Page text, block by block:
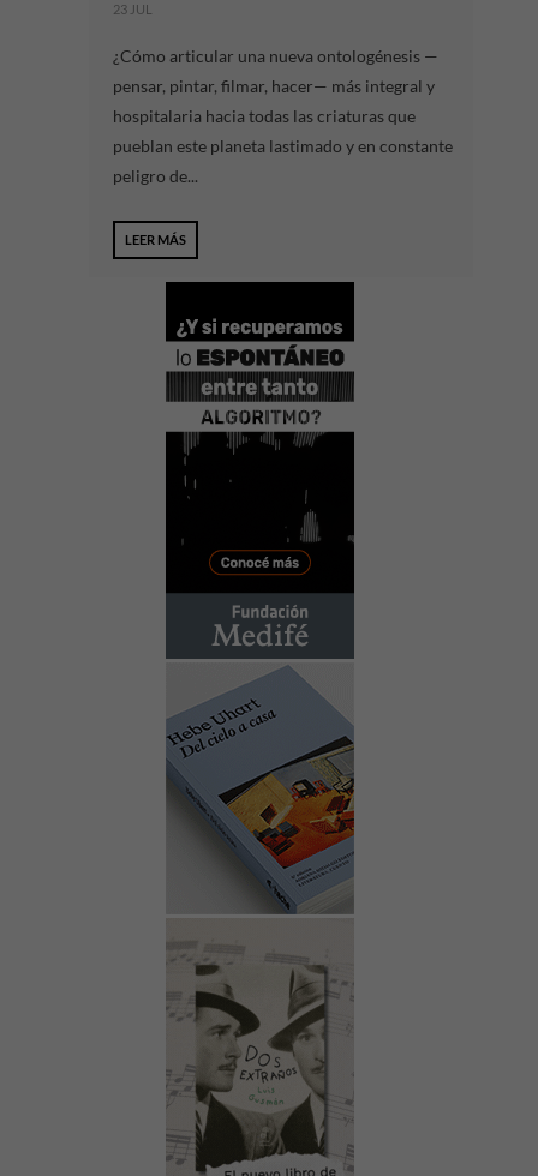
23 JUL
¿Cómo articular una nueva ontologénesis —
pensar, pintar, filmar, hacer— más integral y
hospitalaria hacia todas las criaturas que
pueblan este planeta lastimado y en constante
peligro de...
LEER MÁS